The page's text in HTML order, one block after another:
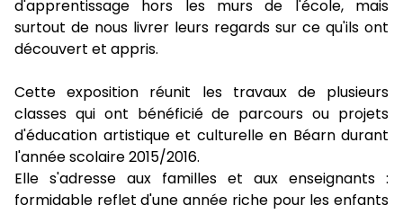
d'apprentissage hors les murs de l'école, mais
surtout de nous livrer leurs regards sur ce qu'ils ont
découvert et appris.
Cette exposition réunit les travaux de plusieurs
classes qui ont bénéficié de parcours ou projets
d'éducation artistique et culturelle en Béarn durant
l'année scolaire 2015/2016.
Elle s'adresse aux familles et aux enseignants :
formidable reflet d'une année riche pour les enfants